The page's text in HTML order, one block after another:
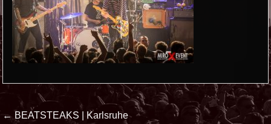
Beitrags-
← BEATSTEAKS | Karlsruhe